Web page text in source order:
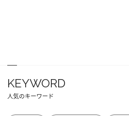
KEYWORD
人気のキーワード